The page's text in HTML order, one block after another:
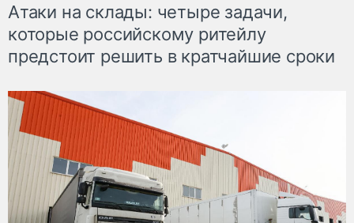
Атаки на склады: четыре задачи,
которые российскому ритейлу
предстоит решить в кратчайшие сроки